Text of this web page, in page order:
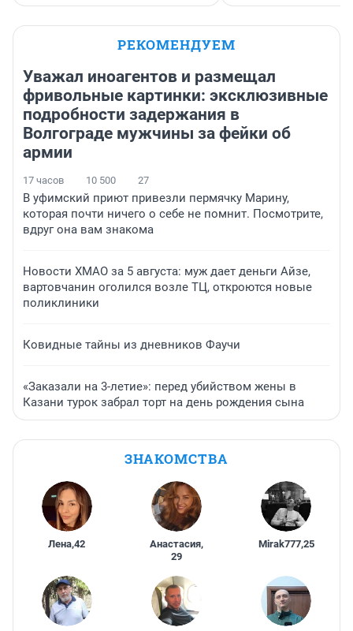
РЕКОМЕНДУЕМ
Уважал иноагентов и размещал
фривольные картинки: эксклюзивные
подробности задержания в
Волгограде мужчины за фейки об
армии
17 часов 10 500 27
В уфимский приют привезли пермячку Марину,
которая почти ничего о себе не помнит. Посмотрите,
вдруг она вам знакома
Новости ХМАО за 5 августа: муж дает деньги Айзе,
вартовчанин оголился возле ТЦ, откроются новые
поликлиники
Ковидные тайны из дневников Фаучи
«Заказали на 3-летие»: перед убийством жены в
Казани турок забрал торт на день рождения сына
ЗНАКОМСТВА
Лена,42 Анастасия,
29
Mirak777,25